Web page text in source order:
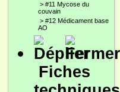
> #11 Mycose du
couvain
> #12 Médicament base
AO
Fiches